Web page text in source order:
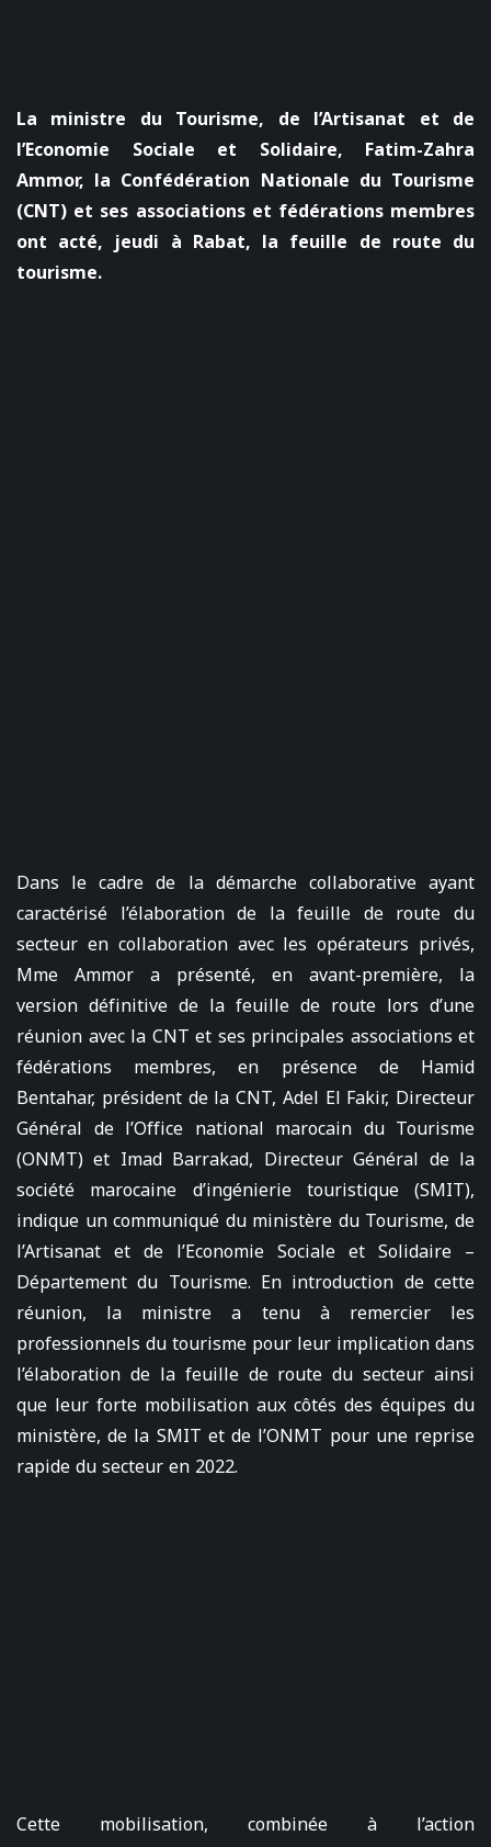
La ministre du Tourisme, de l’Artisanat et de
l’Economie Sociale et Solidaire, Fatim-Zahra
Ammor, la Confédération Nationale du Tourisme
(CNT) et ses associations et fédérations membres
ont acté, jeudi à Rabat, la feuille de route du
tourisme.
Dans le cadre de la démarche collaborative ayant
caractérisé l’élaboration de la feuille de route du
secteur en collaboration avec les opérateurs privés,
Mme Ammor a présenté, en avant-première, la
version définitive de la feuille de route lors d’une
réunion avec la CNT et ses principales associations et
fédérations membres, en présence de Hamid
Bentahar, président de la CNT, Adel El Fakir, Directeur
Général de l’Office national marocain du Tourisme
(ONMT) et Imad Barrakad, Directeur Général de la
société marocaine d’ingénierie touristique (SMIT),
indique un communiqué du ministère du Tourisme, de
l’Artisanat et de l’Economie Sociale et Solidaire –
Département du Tourisme. En introduction de cette
réunion, la ministre a tenu à remercier les
professionnels du tourisme pour leur implication dans
l’élaboration de la feuille de route du secteur ainsi
que leur forte mobilisation aux côtés des équipes du
ministère, de la SMIT et de l’ONMT pour une reprise
rapide du secteur en 2022.
Cette mobilisation, combinée à l’action